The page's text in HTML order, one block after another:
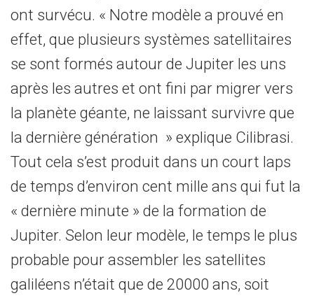
ont survécu. « Notre modèle a prouvé en
effet, que plusieurs systèmes satellitaires
se sont formés autour de Jupiter les uns
après les autres et ont fini par migrer vers
la planète géante, ne laissant survivre que
la dernière génération » explique Cilibrasi.
Tout cela s’est produit dans un court laps
de temps d’environ cent mille ans qui fut la
« dernière minute » de la formation de
Jupiter. Selon leur modèle, le temps le plus
probable pour assembler les satellites
galiléens n’était que de 20000 ans, soit